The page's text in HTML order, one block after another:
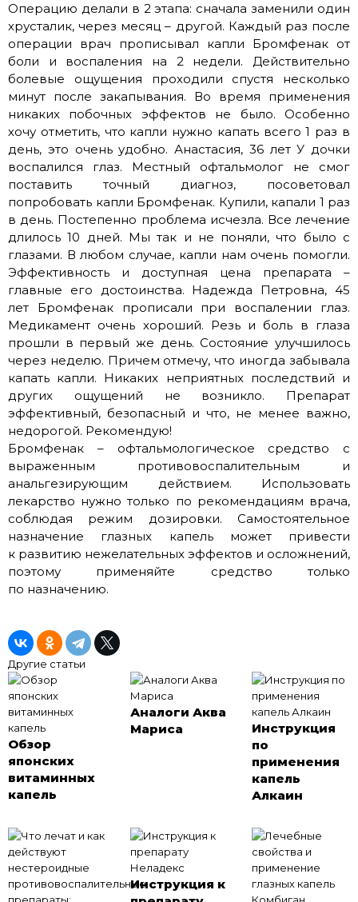
Операцию делали в 2 этапа: сначала заменили один
хрусталик, через месяц – другой. Каждый раз после
операции врач прописывал капли Бромфенак от
боли и воспаления на 2 недели. Действительно
болевые ощущения проходили спустя несколько
минут после закапывания. Во время применения
никаких побочных эффектов не было. Особенно
хочу отметить, что капли нужно капать всего 1 раз в
день, это очень удобно. Анастасия, 36 лет У дочки
воспалился глаз. Местный офтальмолог не смог
поставить точный диагноз, посоветовал
попробовать капли Бромфенак. Купили, капали 1 раз
в день. Постепенно проблема исчезла. Все лечение
длилось 10 дней. Мы так и не поняли, что было с
глазами. В любом случае, капли нам очень помогли.
Эффективность и доступная цена препарата –
главные его достоинства. Надежда Петровна, 45
лет Бромфенак прописали при воспалении глаз.
Медикамент очень хороший. Резь и боль в глаза
прошли в первый же день. Состояние улучшилось
через неделю. Причем отмечу, что иногда забывала
капать капли. Никаких неприятных последствий и
других ощущений не возникло. Препарат
эффективный, безопасный и что, не менее важно,
недорогой. Рекомендую!
Бромфенак – офтальмологическое средство с
выраженным противовоспалительным и
анальгезирующим действием. Использовать
лекарство нужно только по рекомендациям врача,
соблюдая режим дозировки. Самостоятельное
назначение глазных капель может привести
к развитию нежелательных эффектов и осложнений,
поэтому применяйте средство только
по назначению.
Другие статьи
Обзор
японских
витаминных
капель
Аналоги Аква
Мариса
Инструкция
по
применения
капель
Алкаин
Инструкция к